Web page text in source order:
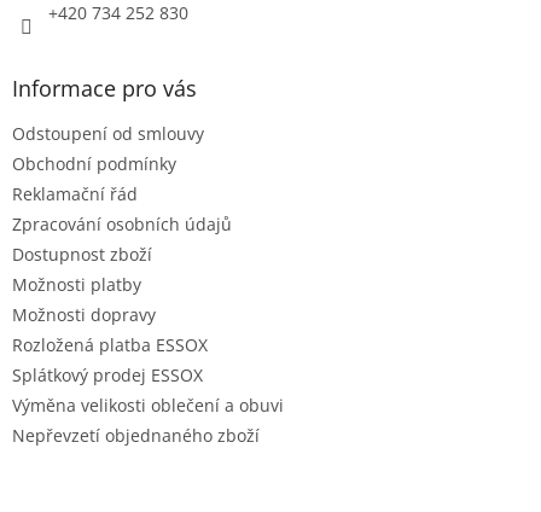
+420 734 252 830
Informace pro vás
Odstoupení od smlouvy
Obchodní podmínky
Reklamační řád
Zpracování osobních údajů
Dostupnost zboží
Možnosti platby
Možnosti dopravy
Rozložená platba ESSOX
Splátkový prodej ESSOX
Výměna velikosti oblečení a obuvi
Nepřevzetí objednaného zboží